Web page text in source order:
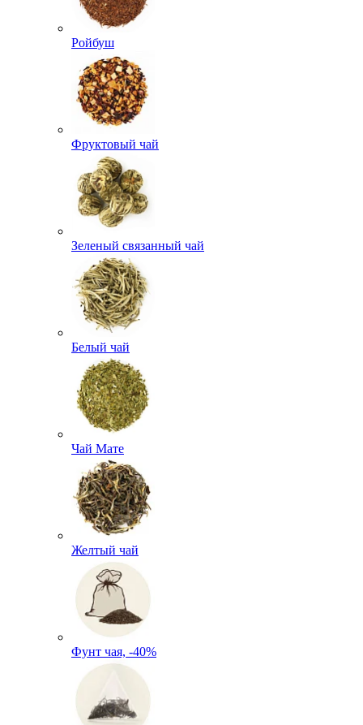
Ройбуш
Фруктовый чай
Зеленый связанный чай
Белый чай
Чай Мате
Желтый чай
Фунт чая, -40%